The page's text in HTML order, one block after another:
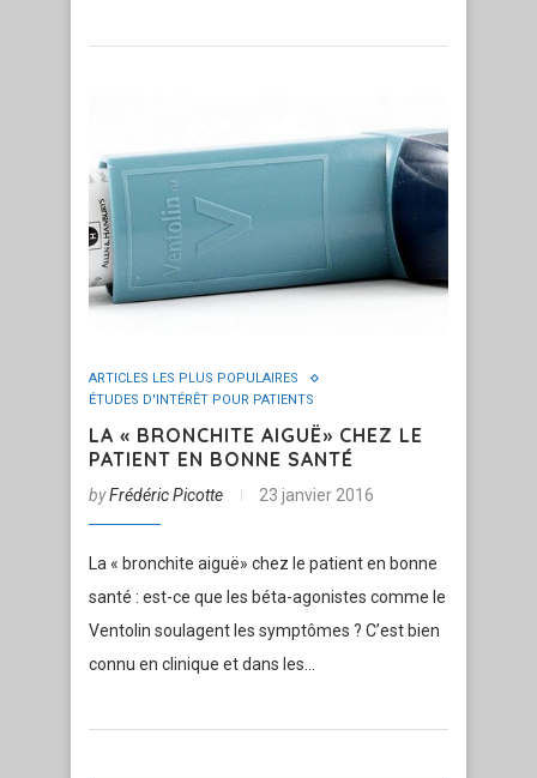
ARTICLES LES PLUS POPULAIRES
ÉTUDES D'INTÉRÊT POUR PATIENTS
LA « BRONCHITE AIGUË» CHEZ LE
PATIENT EN BONNE SANTÉ
byFrédéric Picotte 23 janvier 2016
La « bronchite aiguë» chez le patient en bonne
santé : est-ce que les béta-agonistes comme le
Ventolin soulagent les symptômes ? C’est bien
connu en clinique et dans les…